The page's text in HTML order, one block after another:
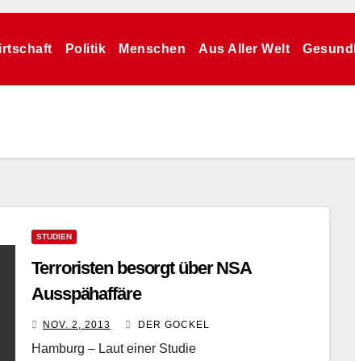
Politik Menschen Aus Aller Welt
STUDIEN
Terroristen besorgt über NSA
Ausspähaffäre
NOV. 2, 2013 DER GOCKEL
Hamburg – Laut einer Studie